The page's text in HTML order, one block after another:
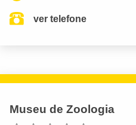
ver telefone
Museu de Zoologia